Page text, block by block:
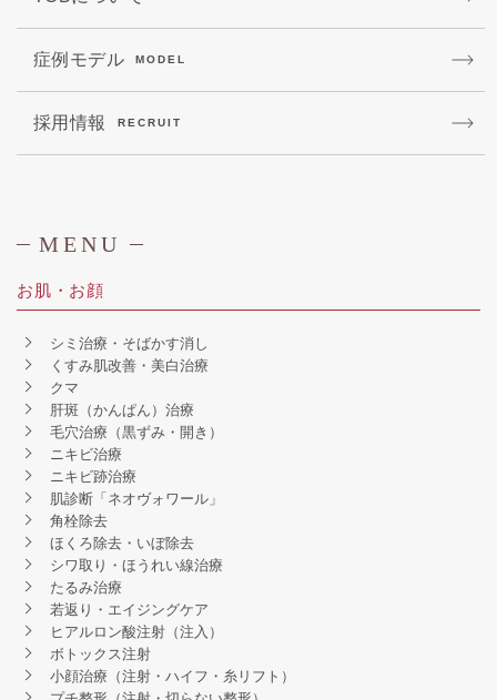
症例モデル MODEL
採用情報 RECRUIT
MENU
お肌・お顔
シミ治療・そばかす消し
くすみ肌改善・美白治療
クマ
肝斑（かんぱん）治療
毛穴治療（黒ずみ・開き）
ニキビ治療
ニキビ跡治療
肌診断「ネオヴォワール」
角栓除去
ほくろ除去・いぼ除去
シワ取り・ほうれい線治療
たるみ治療
若返り・エイジングケア
ヒアルロン酸注射（注入）
ボトックス注射
小顔治療（注射・ハイフ・糸リフト）